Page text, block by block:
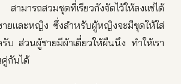
ารถสวมชุดที่เรียวกังจัดไว้ให้ลงแช่ได้
ยและหญิง ซึ่งสำหรับผู้หญิงจะมีชุดให้ใส่
บ ส่วนผู้ชายมีผ้าเตี่ยวให้ผืนนึง ทำให้เรา
คู่กันได้